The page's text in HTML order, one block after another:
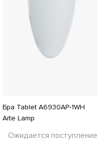
Бра Tablet A6930AP-1WH
Arte Lamp
Ожидается поступление